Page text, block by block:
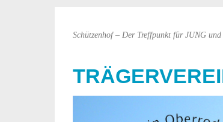
Schützenhof – Der Treffpunkt für JUNG